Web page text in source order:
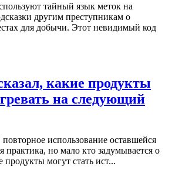
тайный язык меток на
другим преступникам о
для добычи. Этот невидимый код
какие продукты
на следующий
использование оставшейся
но мало кто задумывается о
продукты могут стать ист...